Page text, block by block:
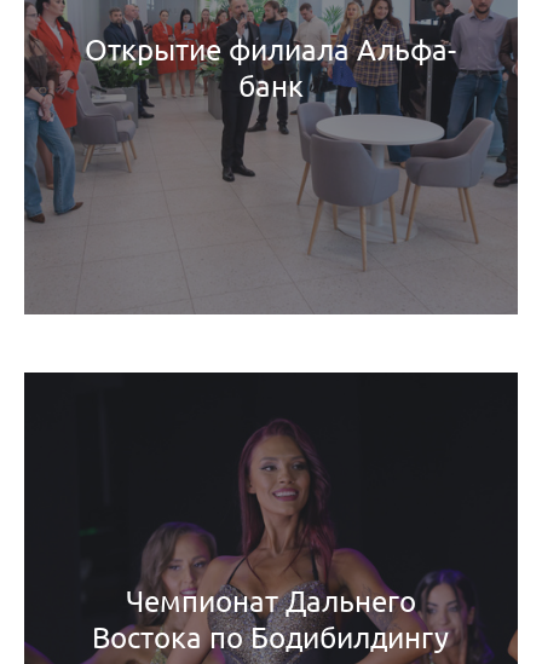
Открытие филиала Альфа-
банк
Чемпионат Дальнего
Востока по Бодибилдингу